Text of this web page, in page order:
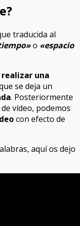
traducida al
o «espacio
realizar una
se deja un
. Posteriormente
vídeo, podemos
con efecto de
aquí os dejo